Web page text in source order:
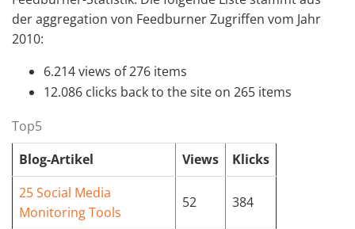
der aggregation von Feedburner Zugriffen vom Jahr
2010:
6.214 views of 276 items
12.086 clicks back to the site on 265 items
Top5
Blog-Artikel
Views
Klicks
25 Social Media
Monitoring Tools
52 384